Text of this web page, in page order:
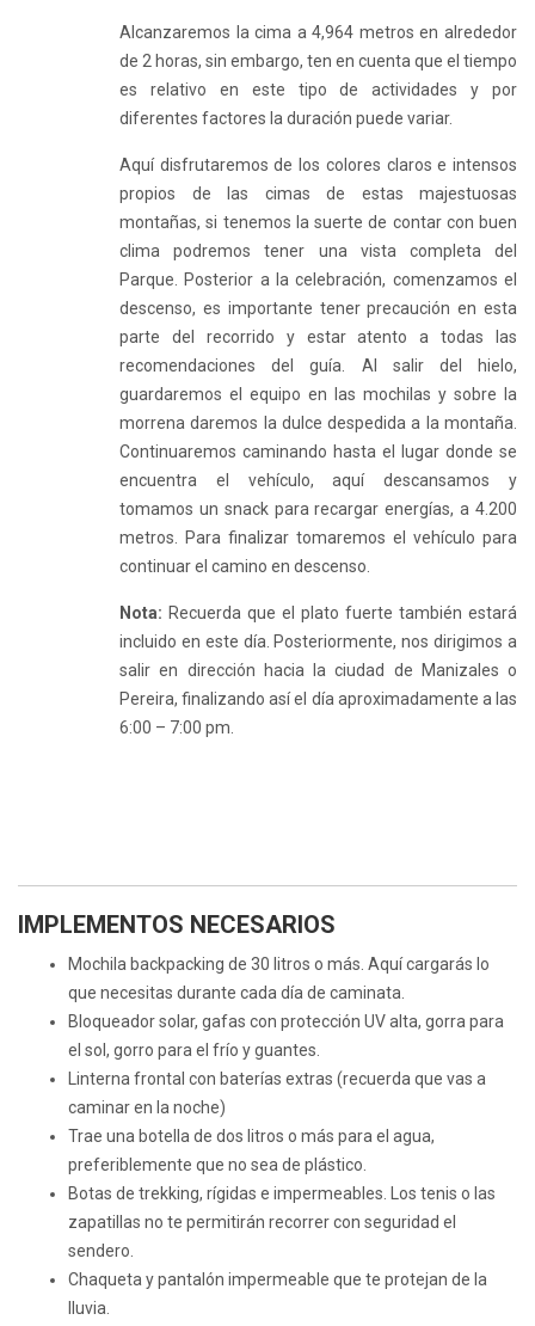
Alcanzaremos la cima a 4,964 metros en alrededor
de 2 horas, sin embargo, ten en cuenta que el tiempo
es relativo en este tipo de actividades y por
diferentes factores la duración puede variar.
Aquí disfrutaremos de los colores claros e intensos
propios de las cimas de estas majestuosas
montañas, si tenemos la suerte de contar con buen
clima podremos tener una vista completa del
Parque. Posterior a la celebración, comenzamos el
descenso, es importante tener precaución en esta
parte del recorrido y estar atento a todas las
recomendaciones del guía. Al salir del hielo,
guardaremos el equipo en las mochilas y sobre la
morrena daremos la dulce despedida a la montaña.
Continuaremos caminando hasta el lugar donde se
encuentra el vehículo, aquí
descansamos y
tomamos un snack para recargar energías, a 4.200
metros. Para finalizar tomaremos el vehículo para
continuar el camino en descenso.
Nota: Recuerda que el plato fuerte también estará
incluido en este día. Posteriormente, nos dirigimos a
salir en dirección hacia la ciudad de Manizales o
Pereira, finalizando así el día aproximadamente a las
6:00 – 7:00 pm.
IMPLEMENTOS NECESARIOS
Mochila backpacking de 30 litros o más. Aquí cargarás lo
que necesitas durante cada día de caminata.
Bloqueador solar, gafas con protección UV alta, gorra para
el sol, gorro para el frío y guantes.
Linterna frontal con baterías extras (recuerda que vas a
caminar en la noche)
Trae una botella de dos litros o más para el agua,
preferiblemente que no sea de plástico.
Botas de trekking, rígidas e impermeables. Los tenis o las
zapatillas no te permitirán recorrer con seguridad el
sendero.
Chaqueta y pantalón impermeable que te protejan de la
lluvia.